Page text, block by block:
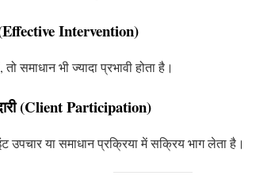
(Effective Intervention)
समाधान भी ज्यादा प्रभावी होता है।
(Client Participation)
उपचार या समाधान प्रक्रिया में सक्रिय भाग लेता है।